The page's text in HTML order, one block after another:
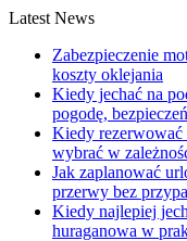
Latest News
Zabezpieczenie
koszty oklejania
Kiedy jechać na
pogodę,
Kiedy rezerwować
wybrać w
Jak zaplanować
przerwy bez
Kiedy najlepiej
huraganowa w